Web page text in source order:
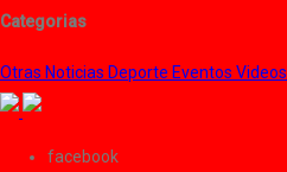
Categorias
Otras Noticias Deporte Eventos Videos
facebook